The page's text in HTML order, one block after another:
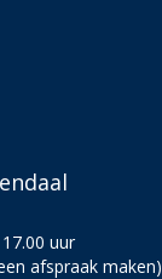
uur
afspraak maken)